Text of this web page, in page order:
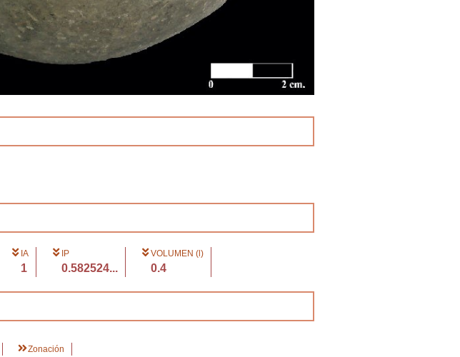
IA
1
IP
0.582524...
VOLUMEN (l)
0.4
Zonación